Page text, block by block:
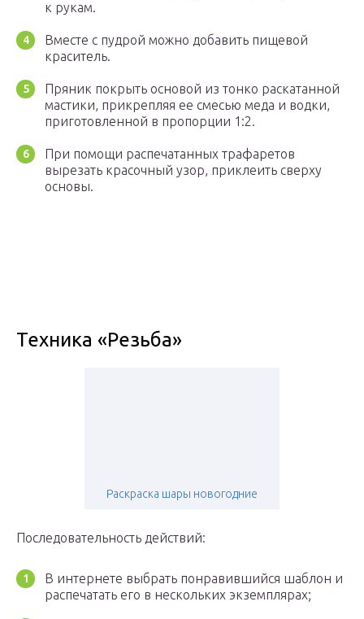
к рукам.
Вместе с пудрой можно добавить пищевой
краситель.
Пряник покрыть основой из тонко раскатанной
мастики, прикрепляя ее смесью меда и водки,
приготовленной в пропорции 1:2.
При помощи распечатанных трафаретов
вырезать красочный узор, приклеить сверху
основы.
Техника «Резьба»
Раскраска шары новогодние
Последовательность действий:
В интернете выбрать понравившийся шаблон и
распечатать его в нескольких экземплярах;